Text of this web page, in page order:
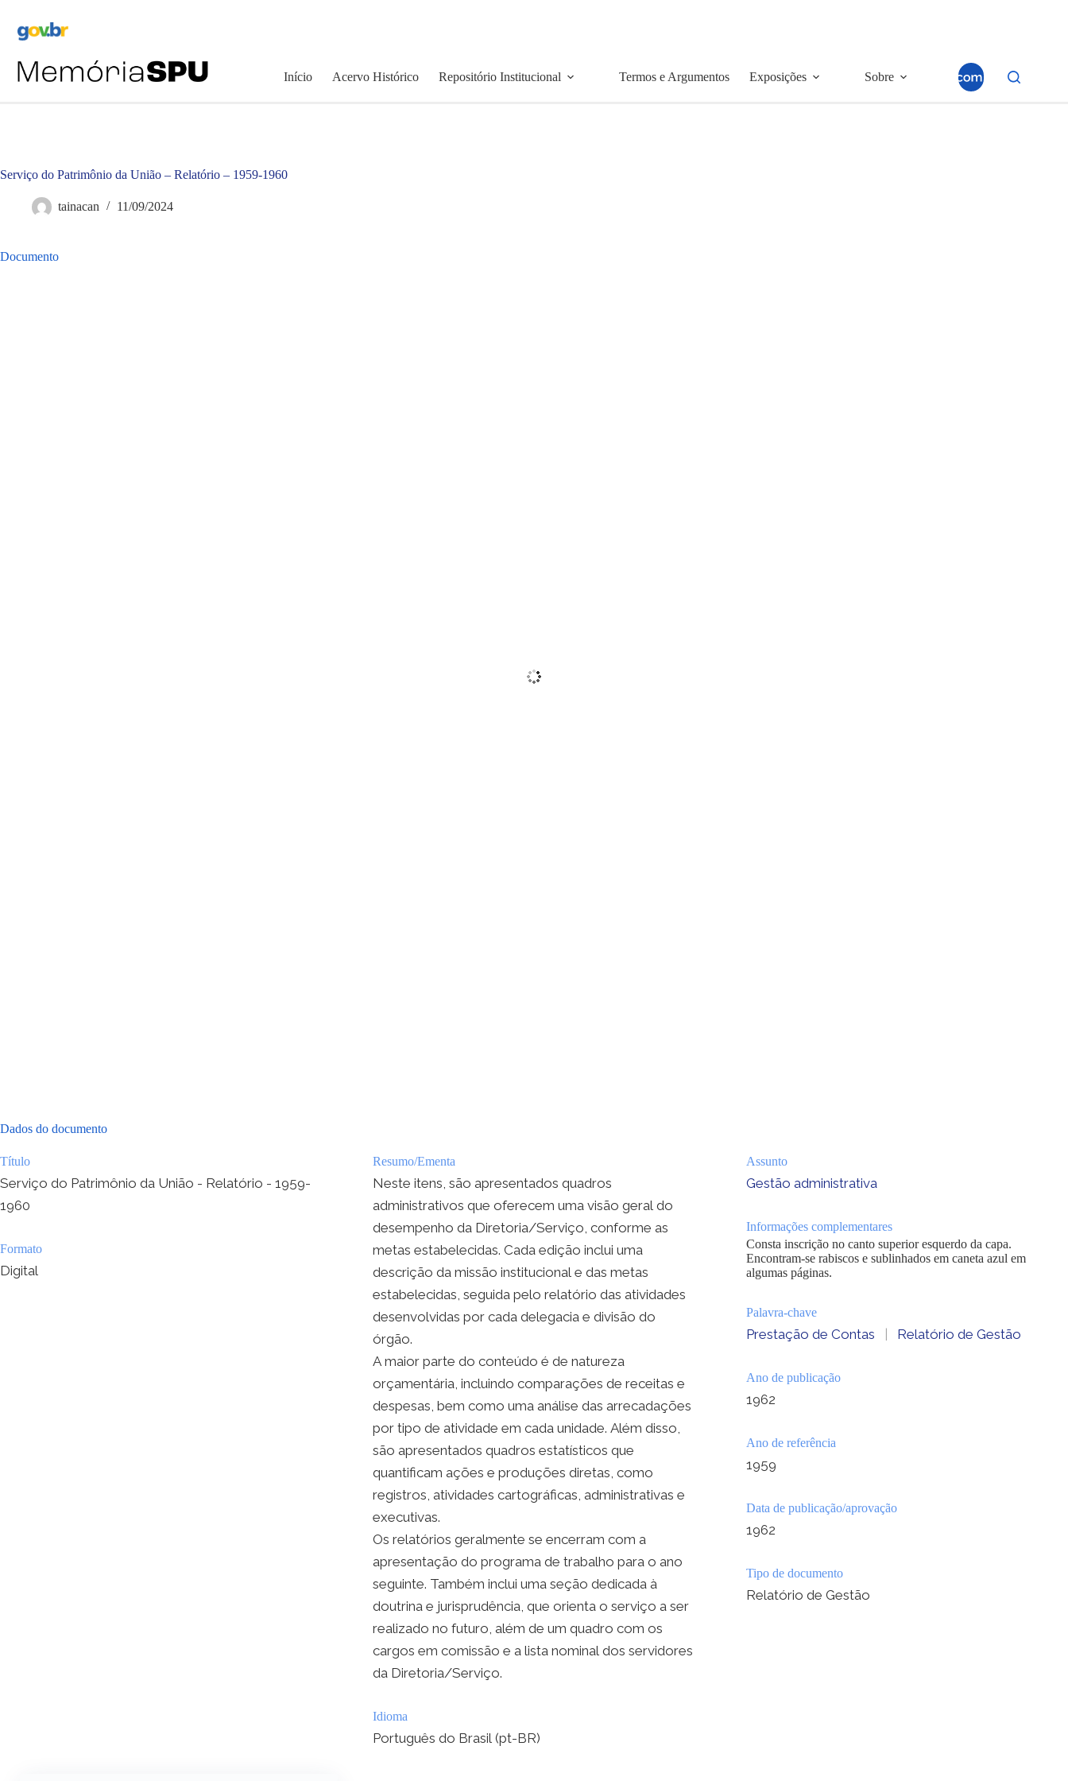
Início Acervo Histórico Repositório Institucional Termos e Argumentos Exposições Sobre
Serviço do Patrimônio da União – Relatório – 1959-1960
tainacan 11/09/2024
Documento
Dados do documento
Título
Serviço do Patrimônio da União - Relatório - 1959-
1960
Formato
Digital
Resumo/Ementa
Neste itens, são apresentados quadros
administrativos que oferecem uma visão geral do
desempenho da Diretoria/Serviço, conforme as
metas estabelecidas. Cada edição inclui uma
descrição da missão institucional e das metas
estabelecidas, seguida pelo relatório das atividades
desenvolvidas por cada delegacia e divisão do
órgão.
A maior parte do conteúdo é de natureza
orçamentária, incluindo comparações de receitas e
despesas, bem como uma análise das arrecadações
por tipo de atividade em cada unidade. Além disso,
são apresentados quadros estatísticos que
quantificam ações e produções diretas, como
registros, atividades cartográficas, administrativas e
executivas.
Os relatórios geralmente se encerram com a
apresentação do programa de trabalho para o ano
seguinte. Também inclui uma seção dedicada à
doutrina e jurisprudência, que orienta o serviço a ser
realizado no futuro, além de um quadro com os
cargos em comissão e a lista nominal dos servidores
da Diretoria/Serviço.
Idioma
Português do Brasil (pt-BR)
Assunto
Gestão administrativa
Informações complementares
Consta inscrição no canto superior esquerdo da capa.
Encontram-se rabiscos e sublinhados em caneta azul em
algumas páginas.
Palavra-chave
Prestação de Contas | Relatório de Gestão
Ano de publicação
1962
Ano de referência
1959
Data de publicação/aprovação
1962
Tipo de documento
Relatório de Gestão